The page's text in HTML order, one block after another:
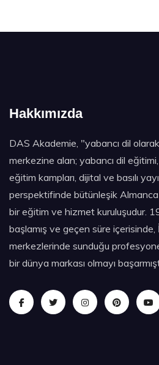
Hakkımızda
DAS Akademie, "yabancı dil
merkezine alan; yabancı dil
eğitim kampları, dijital ve basılı
perspektifinde bütünleşik
bir eğitim ve hizmet kuruluşudur.
başlamış ve geçen süre
merkezlerinde sunduğu
bir dünya markası olmayı